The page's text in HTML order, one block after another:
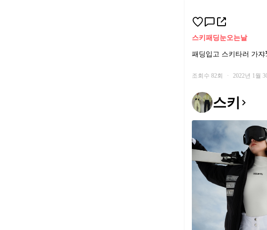
스키 패딩눈오는날
패딩입고 스키타러 가
조회수 82회 · 2022년 1월
스키